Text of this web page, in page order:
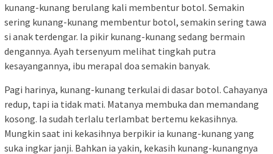
kunang-kunang berulang kali membentur botol. Semakin
sering kunang-kunang membentur botol, semakin sering tawa
si anak terdengar. Ia pikir kunang-kunang sedang bermain
dengannya. Ayah tersenyum melihat tingkah putra
kesayangannya, ibu merapal doa semakin banyak.
Pagi harinya, kunang-kunang terkulai di dasar botol. Cahayanya
redup, tapi ia tidak mati. Matanya membuka dan memandang
kosong. Ia sudah terlalu terlambat bertemu kekasihnya.
Mungkin saat ini kekasihnya berpikir ia kunang-kunang yang
suka ingkar janji. Bahkan ia yakin, kekasih kunang-kunangnya